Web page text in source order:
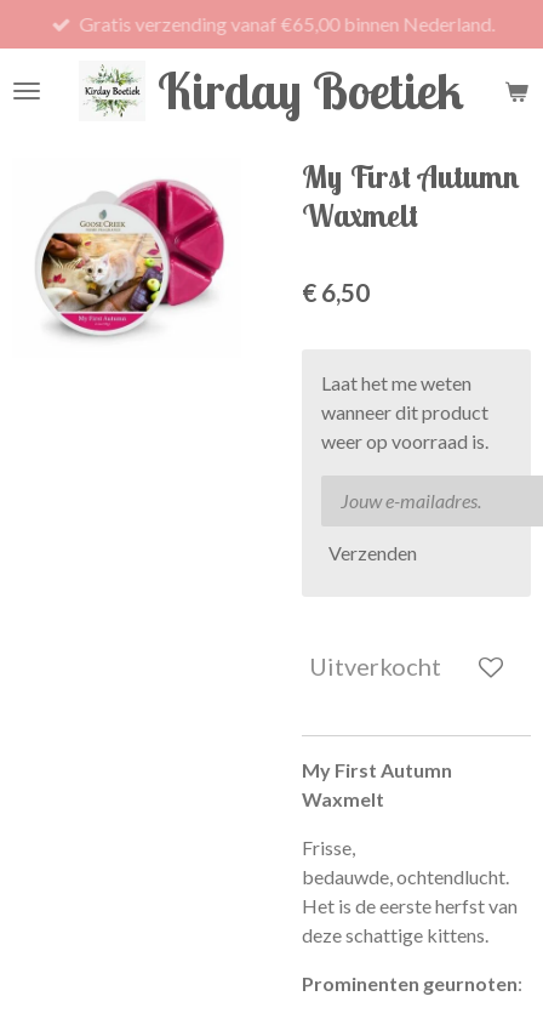
direct
naar
Kirday Boetiek
Gratis verzending vanaf €65,00 binnen Nederland.
My First Autumn
Waxmelt
€ 6,50
Laat het me weten
wanneer dit product
weer op voorraad is.
Verzenden
Uitverkocht
My First Autumn
Waxmelt
Frisse,
bedauwde, ochtendlucht.
Het is de eerste herfst van
deze schattige kittens.
Prominenten geurnoten: